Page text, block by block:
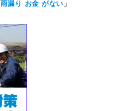
雨漏り お金 がない 」